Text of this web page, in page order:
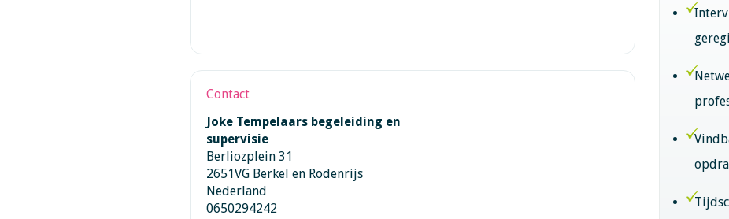
Contact
Joke Tempelaars begeleiding en
supervisie
Berliozplein 31
2651VG Berkel en Rodenrijs
Nederland
0650294242